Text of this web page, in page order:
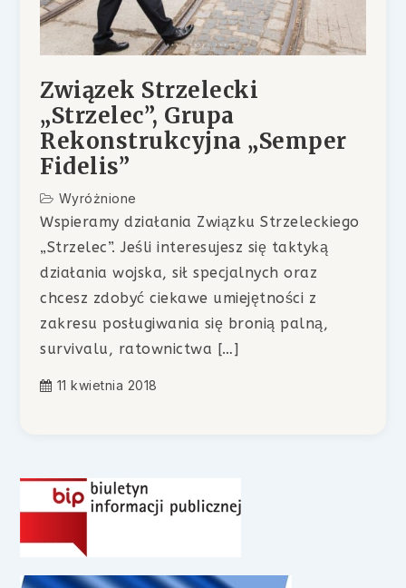
Związek Strzelecki
„Strzelec”, Grupa
Rekonstrukcyjna „Semper
Fidelis”
Wyróżnione
Wspieramy działania Związku Strzeleckiego
„Strzelec”. Jeśli interesujesz się taktyką
działania wojska, sił specjalnych oraz
chcesz zdobyć ciekawe umiejętności z
zakresu posługiwania się bronią palną,
survivalu, ratownictwa […]
11 kwietnia 2018